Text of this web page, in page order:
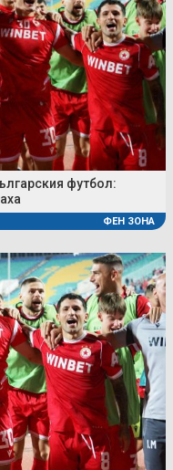
футбол:
ФЕН ЗОНА